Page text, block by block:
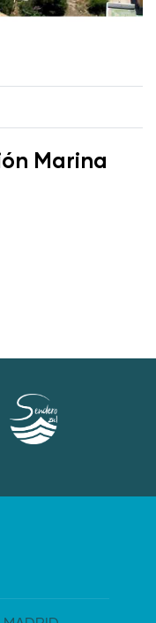
Marina